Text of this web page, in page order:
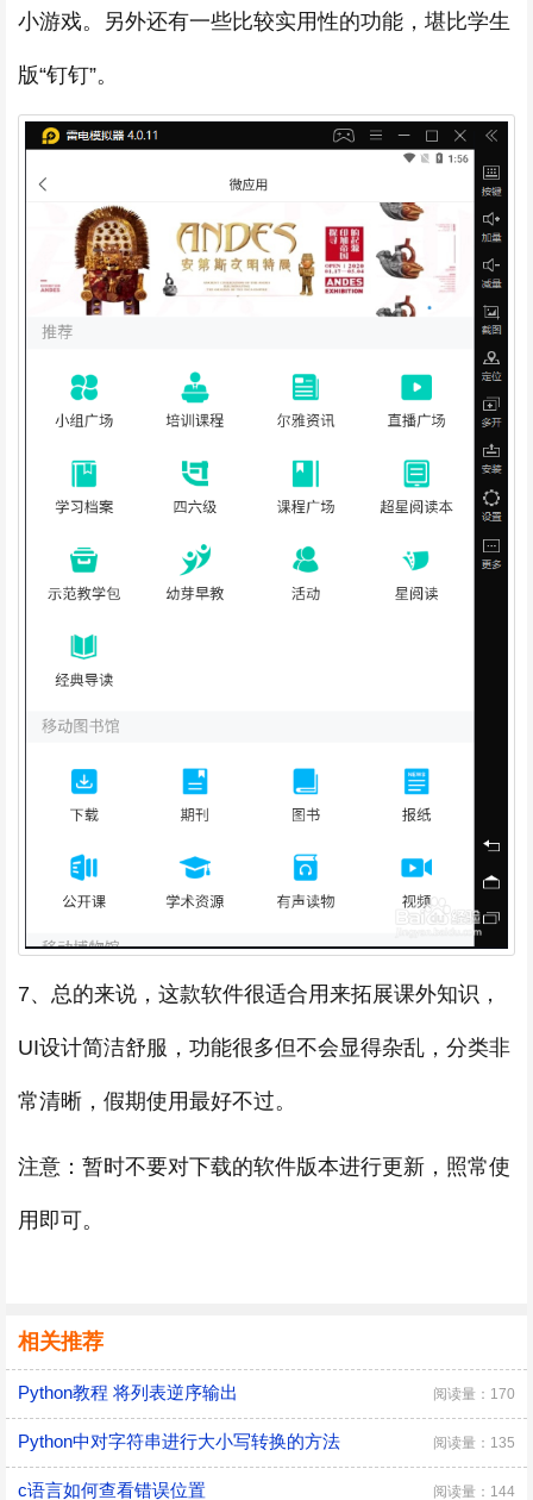
小游戏。另外还有一些比较实用性的功能，堪比学生
版“钉钉”。
7、总的来说，这款软件很适合用来拓展课外知识，
UI设计简洁舒服，功能很多但不会显得杂乱，分类非
常清晰，假期使用最好不过。
注意：暂时不要对下载的软件版本进行更新，照常使
用即可。
相关推荐
Python教程 将列表逆序输出 阅读量：170
Python中对字符串进行大小写转换的方法 阅读量：135
c语言如何查看错误位置 阅读量：144